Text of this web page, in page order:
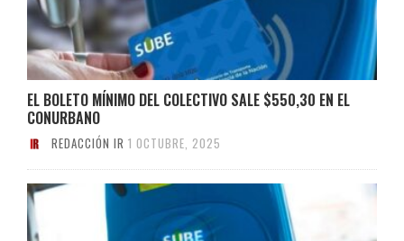
EL BOLETO MÍNIMO DEL COLECTIVO SALE $550,30 EN EL
CONURBANO
REDACCIÓN IR 1 OCTUBRE, 2025